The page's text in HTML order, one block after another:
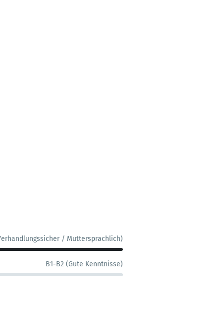
/ Muttersprachlich)
B1-B2 (Gute Kenntnisse)